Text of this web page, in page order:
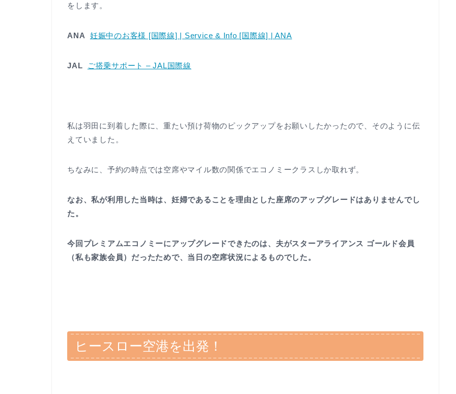
をします。
ANA 妊娠中のお客様 [国際線] | Service & Info [国際線] | ANA
JAL ご搭乗サポート – JAL国際線
私は羽田に到着した際に、重たい預け荷物のピックアップをお願いしたかったので、そのように伝
えていました。
ちなみに、予約の時点では空席やマイル数の関係でエコノミークラスしか取れず。
なお、私が利用した当時は、妊婦であることを理由とした座席のアップグレードはありませんでし
た。
今回プレミアムエコノミーにアップグレードできたのは、夫がスターアライアンス ゴールド会員
（私も家族会員）だったためで、当日の空席状況によるものでした。
ヒースロー空港を出発！